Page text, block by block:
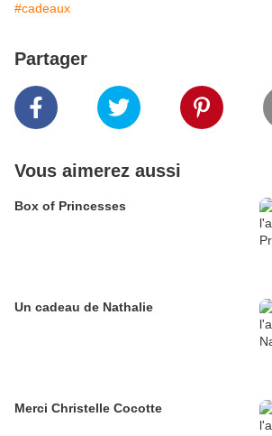
#cadeaux
Partager
Vous aimerez aussi
Box of Princesses
Un cadeau de Nathalie
Merci Christelle Cocotte